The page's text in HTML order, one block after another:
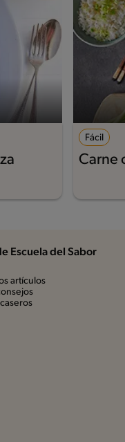
Fácil
Carne
Escuela del Sabor
artículos